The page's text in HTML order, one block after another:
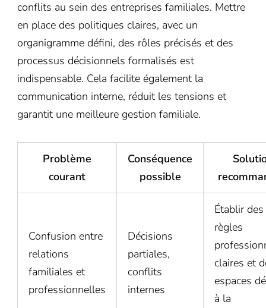
conflits au sein des entreprises familiales. Mettre
en place des politiques claires, avec un
organigramme défini, des rôles précisés et des
processus décisionnels formalisés est
indispensable. Cela facilite également la
communication interne, réduit les tensions et
garantit une meilleure gestion familiale.
Problème
courant
Conséquence
possible
Confusion entre
relations
familiales et
professionnelles
Décisions
partiales,
conflits
internes
Établir des
règles
claires et
espaces
à la